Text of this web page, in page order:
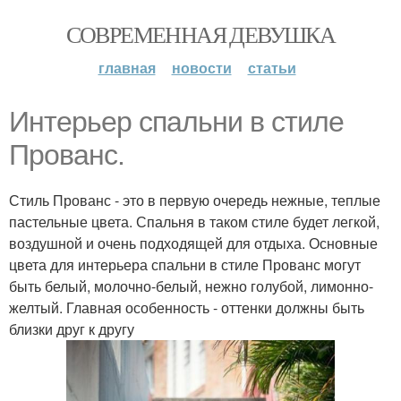
СОВРЕМЕННАЯ ДЕВУШКА
главная новости статьи
Интерьер спальни в стиле
Прованс.
Стиль Прованс - это в первую очередь нежные, теплые
пастельные цвета. Спальня в таком стиле будет легкой,
воздушной и очень подходящей для отдыха. Основные
цвета для интерьера спальни в стиле Прованс могут
быть белый, молочно-белый, нежно голубой, лимонно-
желтый. Главная особенность - оттенки должны быть
близки друг к другу